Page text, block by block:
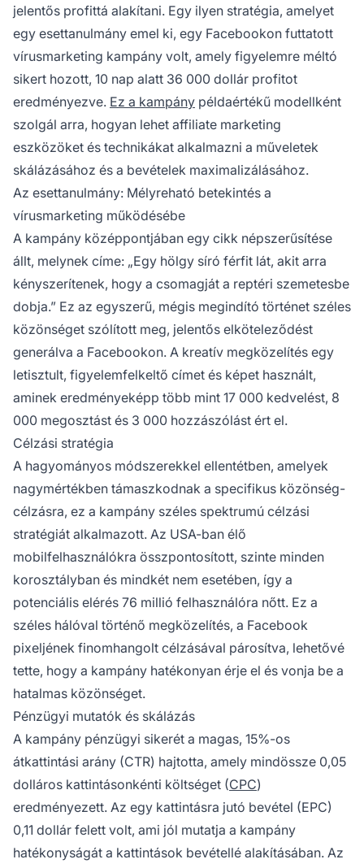
jelentős profittá alakítani. Egy ilyen stratégia, amelyet
egy esettanulmány emel ki, egy Facebookon futtatott
vírusmarketing kampány volt, amely figyelemre méltó
sikert hozott, 10 nap alatt 36 000 dollár profitot
eredményezve. Ez a kampány példaértékű modellként
szolgál arra, hogyan lehet affiliate marketing
eszközöket és technikákat alkalmazni a műveletek
skálázásához és a bevételek maximalizálásához.
Az esettanulmány: Mélyreható betekintés a
vírusmarketing működésébe
A kampány középpontjában egy cikk népszerűsítése
állt, melynek címe: „Egy hölgy síró férfit lát, akit arra
kényszerítenek, hogy a csomagját a reptéri szemetesbe
dobja.” Ez az egyszerű, mégis megindító történet széles
közönséget szólított meg, jelentős elköteleződést
generálva a Facebookon. A kreatív megközelítés egy
letisztult, figyelemfelkeltő címet és képet használt,
aminek eredményeképp több mint 17 000 kedvelést, 8
000 megosztást és 3 000 hozzászólást ért el.
Célzási stratégia
A hagyományos módszerekkel ellentétben, amelyek
nagymértékben támaszkodnak a specifikus közönség-
célzásra, ez a kampány széles spektrumú célzási
stratégiát alkalmazott. Az USA-ban élő
mobilfelhasználókra összpontosított, szinte minden
korosztályban és mindkét nem esetében, így a
potenciális elérés 76 millió felhasználóra nőtt. Ez a
széles hálóval történő megközelítés, a Facebook
pixeljének finomhangolt célzásával párosítva, lehetővé
tette, hogy a kampány hatékonyan érje el és vonja be a
hatalmas közönséget.
Pénzügyi mutatók és skálázás
A kampány pénzügyi sikerét a magas, 15%-os
átkattintási arány (CTR) hajtotta, amely mindössze 0,05
dolláros kattintásonkénti költséget (CPC)
eredményezett. Az egy kattintásra jutó bevétel (EPC)
0,11 dollár felett volt, ami jól mutatja a kampány
hatékonyságát a kattintások bevétellé alakításában. Az